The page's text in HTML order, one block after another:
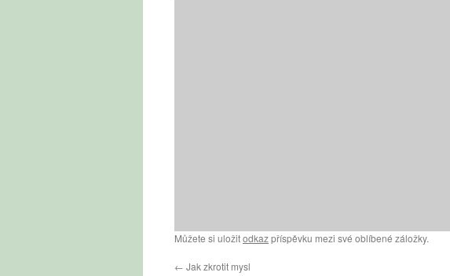
Můžete si uložitodkazpříspěvku mezi své oblíbené záložky.
← Jak zkrotit mysl